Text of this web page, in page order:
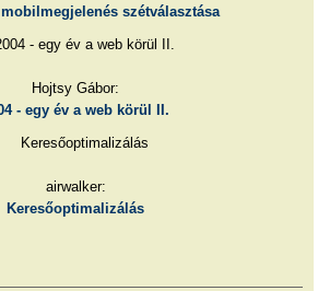
szétválasztása
Hojtsy Gábor:
- egy év a web körül II.
airwalker:
Keresőoptimalizálás